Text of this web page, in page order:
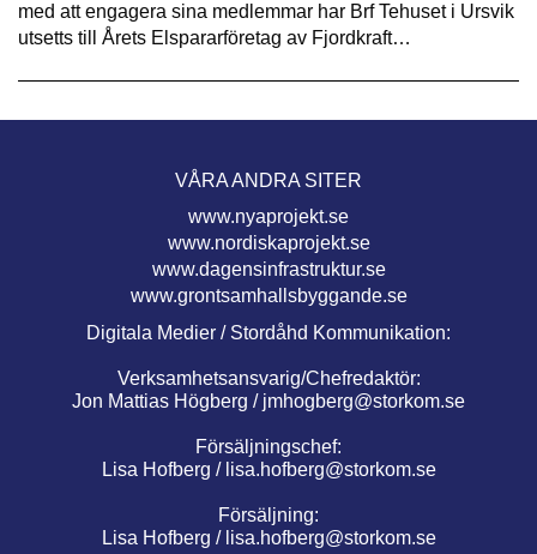
med att engagera sina medlemmar har Brf Tehuset i Ursvik
utsetts till Årets Elspararföretag av Fjordkraft…
VÅRA ANDRA SITER
www.nyaprojekt.se
www.nordiskaprojekt.se
www.dagensinfrastruktur.se
www.grontsamhallsbyggande.se
Digitala Medier / Stordåhd Kommunikation:
Verksamhetsansvarig/Chefredaktör:
Jon Mattias Högberg / jmhogberg@storkom.se
Försäljningschef:
Lisa Hofberg / lisa.hofberg@storkom.se
Försäljning:
Lisa Hofberg / lisa.hofberg@storkom.se